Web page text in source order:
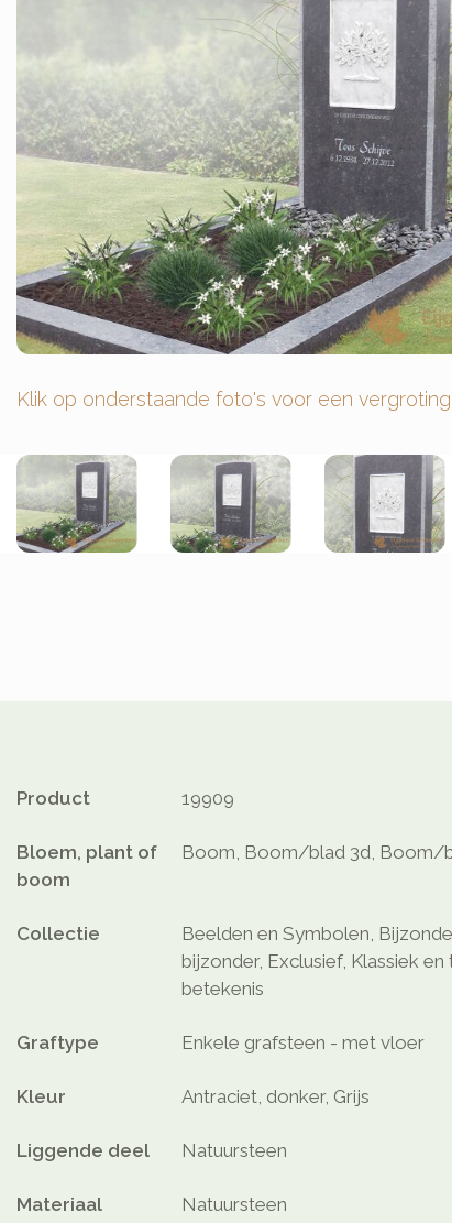
Klik op onderstaande foto's voor een vergroting
Product 19909
Bloem, plant of
boom
Boom, Boom/blad 3d, Boom/
Collectie
Beelden en Symbolen,
bijzonder, Exclusief, Klassiek
betekenis
Graftype Enkele grafsteen - met vloer
Kleur Antraciet, donker, Grijs
Liggende deel Natuursteen
Materiaal Natuursteen